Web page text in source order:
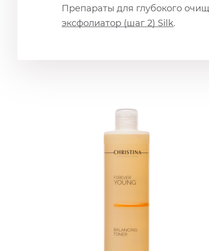
Препараты для глубокого
эксфолиатор (шаг 2) Silk.